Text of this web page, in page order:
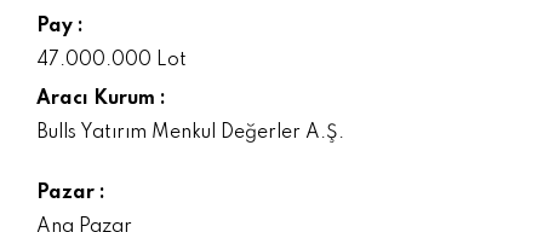
Pay :
47.000.000 Lot
Aracı Kurum :
Bulls Yatırım Menkul Değerler A.Ş.
Pazar :
Ana Pazar